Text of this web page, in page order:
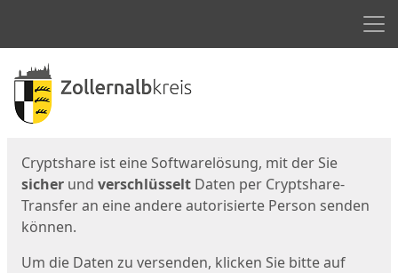
Start
Cryptshare ist eine Softwarelösung, mit der Sie
sicher und verschlüsselt Daten per Cryptshare-
Transfer an eine andere autorisierte Person senden
können.
Um die Daten zu versenden, klicken Sie bitte auf